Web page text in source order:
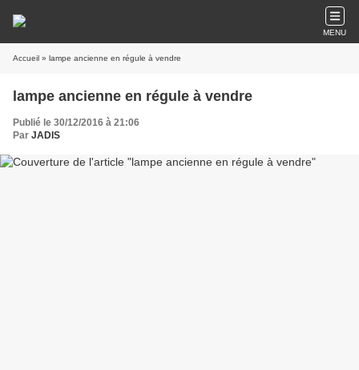
MENU
Accueil » lampe ancienne en régule à vendre
lampe ancienne en régule à vendre
Publié le 30/12/2016 à 21:06
Par JADIS